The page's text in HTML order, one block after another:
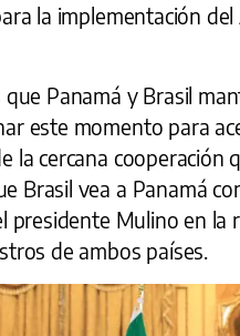
la implementación
Panamá y Brasil
este momento para
la cercana cooperación
Brasil vea a Panamá
presidente Mulino en la
de ambos países.